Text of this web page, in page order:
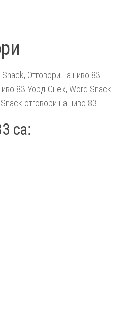
Отговори на ниво 83
83 Уорд Снек, Word Snack
отговори на ниво 83.
са: